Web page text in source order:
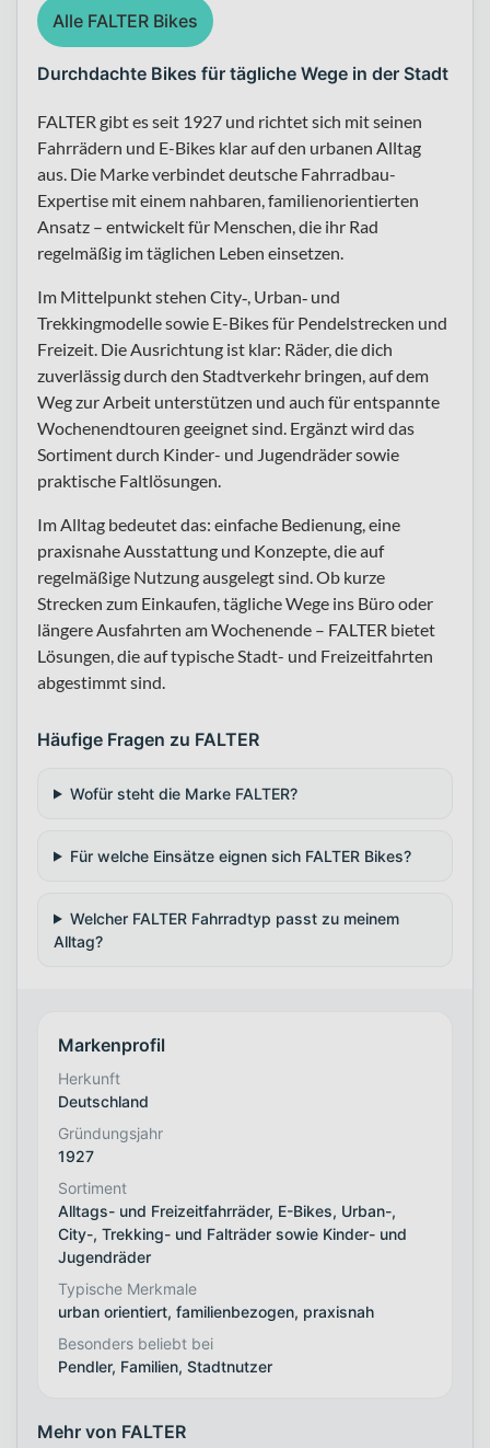
Alle FALTER Bikes
Durchdachte Bikes für tägliche Wege in der Stadt
FALTER gibt es seit 1927 und richtet sich mit seinen
Fahrrädern und E-Bikes klar auf den urbanen Alltag
aus. Die Marke verbindet deutsche Fahrradbau-
Expertise mit einem nahbaren, familienorientierten
Ansatz – entwickelt für Menschen, die ihr Rad
regelmäßig im täglichen Leben einsetzen.
Im Mittelpunkt stehen City‑, Urban‑ und
Trekkingmodelle sowie E-Bikes für Pendelstrecken und
Freizeit. Die Ausrichtung ist klar: Räder, die dich
zuverlässig durch den Stadtverkehr bringen, auf dem
Weg zur Arbeit unterstützen und auch für entspannte
Wochenendtouren geeignet sind. Ergänzt wird das
Sortiment durch Kinder- und Jugendräder sowie
praktische Faltlösungen.
Im Alltag bedeutet das: einfache Bedienung, eine
praxisnahe Ausstattung und Konzepte, die auf
regelmäßige Nutzung ausgelegt sind. Ob kurze
Strecken zum Einkaufen, tägliche Wege ins Büro oder
längere Ausfahrten am Wochenende – FALTER bietet
Lösungen, die auf typische Stadt- und Freizeitfahrten
abgestimmt sind.
Häufige Fragen zu FALTER
Wofür steht die Marke FALTER?
Für welche Einsätze eignen sich FALTER Bikes?
Welcher FALTER Fahrradtyp passt zu meinem
Alltag?
Markenprofil
Herkunft
Deutschland
Gründungsjahr
1927
Sortiment
Alltags- und Freizeitfahrräder, E-Bikes, Urban-,
City-, Trekking- und Falträder sowie Kinder- und
Jugendräder
Typische Merkmale
urban orientiert, familienbezogen, praxisnah
Besonders beliebt bei
Pendler, Familien, Stadtnutzer
Mehr von FALTER